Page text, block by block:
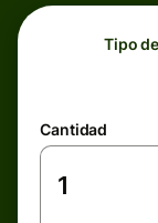
Tipo
Cantidad